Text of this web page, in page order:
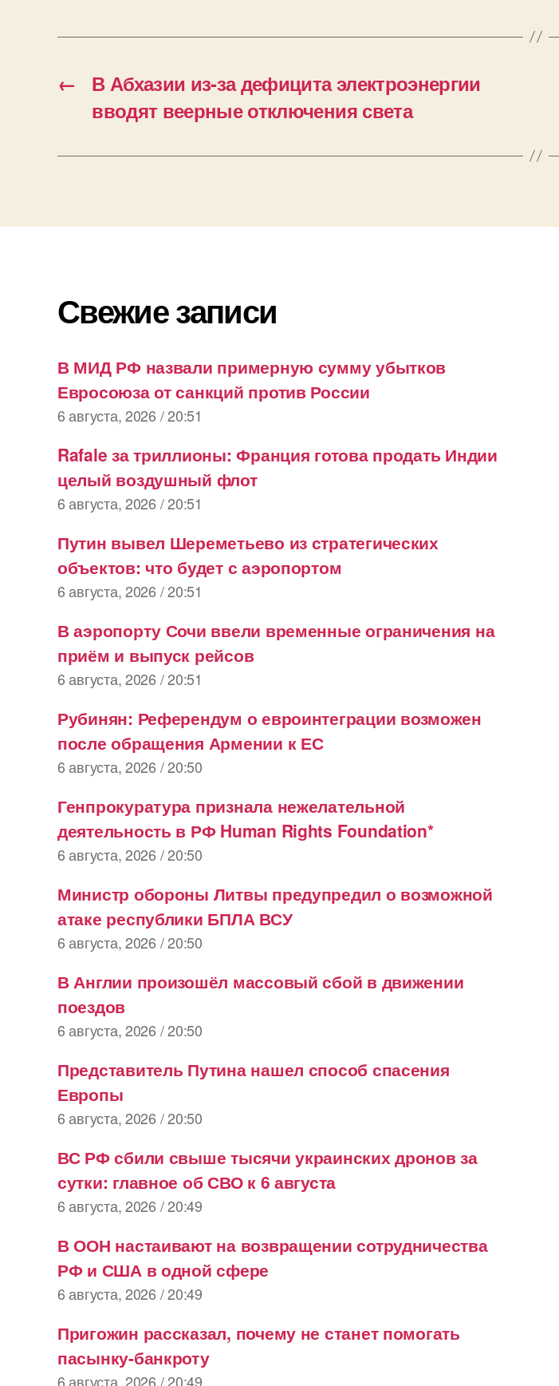
←
В Абхазии из-за дефицита электроэнергии
вводят веерные отключения света
Свежие записи
В МИД РФ назвали примерную сумму убытков
Евросоюза от санкций против России
6 августа, 2026 / 20:51
Rafale за триллионы: Франция готова продать Индии
целый воздушный флот
6 августа, 2026 / 20:51
Путин вывел Шереметьево из стратегических
объектов: что будет с аэропортом
6 августа, 2026 / 20:51
В аэропорту Сочи ввели временные ограничения на
приём и выпуск рейсов
6 августа, 2026 / 20:51
Рубинян: Референдум о евроинтеграции возможен
после обращения Армении к ЕС
6 августа, 2026 / 20:50
Генпрокуратура признала нежелательной
деятельность в РФ Human Rights Foundation*
6 августа, 2026 / 20:50
Министр обороны Литвы предупредил о возможной
атаке республики БПЛА ВСУ
6 августа, 2026 / 20:50
В Англии произошёл массовый сбой в движении
поездов
6 августа, 2026 / 20:50
Представитель Путина нашел способ спасения
Европы
6 августа, 2026 / 20:50
ВС РФ сбили свыше тысячи украинских дронов за
сутки: главное об СВО к 6 августа
6 августа, 2026 / 20:49
В ООН настаивают на возвращении сотрудничества
РФ и США в одной сфере
6 августа, 2026 / 20:49
Пригожин рассказал, почему не станет помогать
пасынку-банкроту
6 августа, 2026 / 20:49